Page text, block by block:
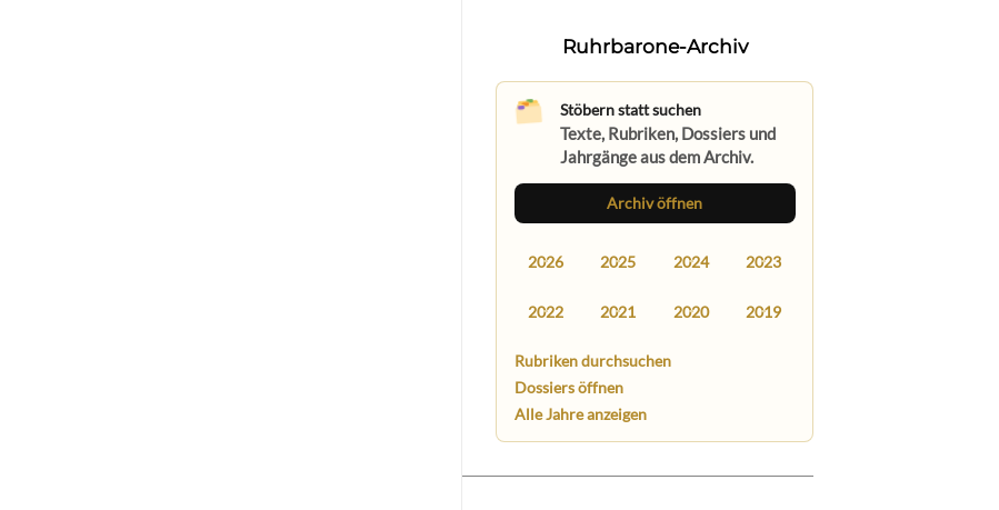
Ruhrbarone-Archiv
Stöbern statt suchen
Texte, Rubriken, Dossiers und
Jahrgänge aus dem Archiv.
Archiv öffnen
2026 2025 2024 2023
2022 2021 2020 2019
Rubriken durchsuchen
Dossiers öffnen
Alle Jahre anzeigen